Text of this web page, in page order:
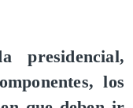
presidencial,
los